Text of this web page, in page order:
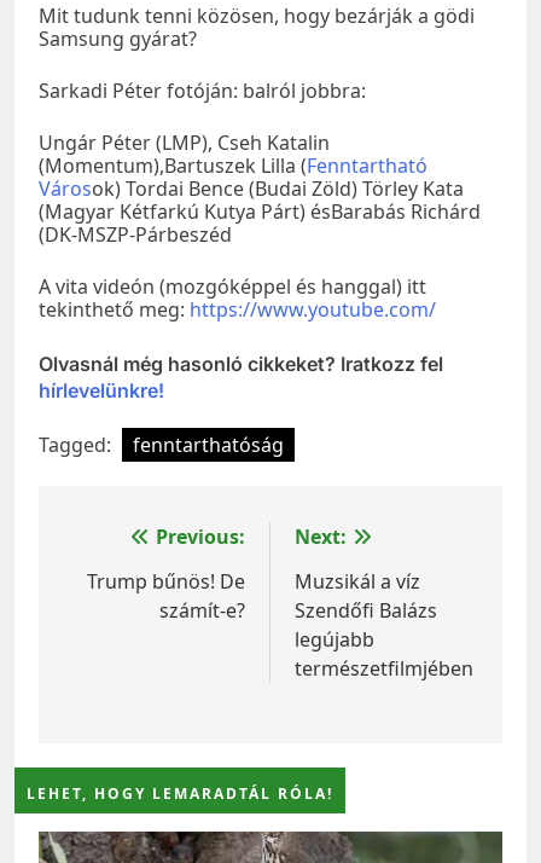
Mit tudunk tenni közösen, hogy bezárják a gödi
Samsung gyárat?
Sarkadi Péter fotóján: balról jobbra:
Ungár Péter (LMP), Cseh Katalin
(Momentum),Bartuszek Lilla (Fenntartható
Városok) Tordai Bence (Budai Zöld) Törley Kata
(Magyar Kétfarkú Kutya Párt) ésBarabás Richárd
(DK-MSZP-Párbeszéd
A vita videón (mozgóképpel és hanggal) itt
tekinthető meg: https://www.youtube.com/
Olvasnál még hasonló cikkeket? Iratkozz fel
hírlevelünkre!
Tagged: fenntarthatóság
Bejegyzés
navigáció
Previous:
Trump bűnös! De
számít-e?
Next:
Muzsikál a víz
Szendőfi Balázs
legújabb
természetfilmjében
LEHET, HOGY LEMARADTÁL RÓLA!